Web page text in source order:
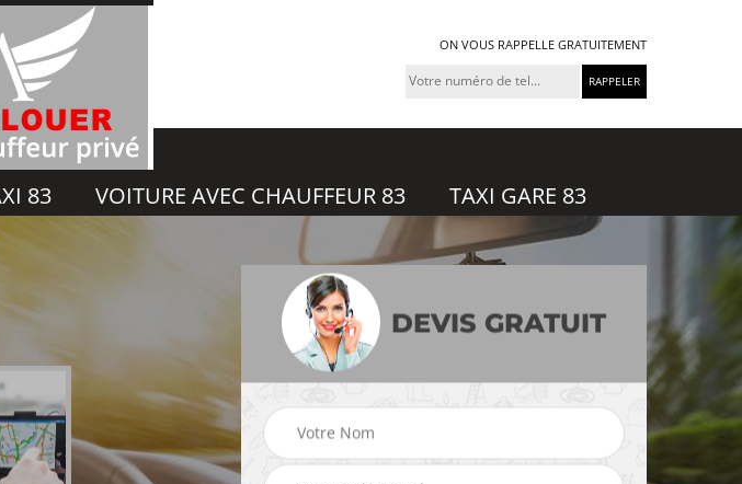
ON VOUS RAPPELLE GRATUITEMENT
83 VOITURE AVEC CHAUFFEUR 83 TAXI GARE 83
Voiture avec chauffeur
83 Taxi gare 83
DEVIS GRATUIT